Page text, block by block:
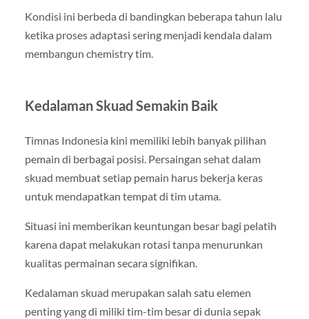
Kondisi ini berbeda di bandingkan beberapa tahun lalu
ketika proses adaptasi sering menjadi kendala dalam
membangun chemistry tim.
Kedalaman Skuad Semakin Baik
Timnas Indonesia kini memiliki lebih banyak pilihan
pemain di berbagai posisi. Persaingan sehat dalam
skuad membuat setiap pemain harus bekerja keras
untuk mendapatkan tempat di tim utama.
Situasi ini memberikan keuntungan besar bagi pelatih
karena dapat melakukan rotasi tanpa menurunkan
kualitas permainan secara signifikan.
Kedalaman skuad merupakan salah satu elemen
penting yang di miliki tim-tim besar di dunia sepak